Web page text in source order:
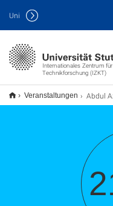
Internationales Zentrum
Technikforschung (IZKT)
Uni
Veranstaltungen Abdul Azzam: Heizen nach Plan: Was